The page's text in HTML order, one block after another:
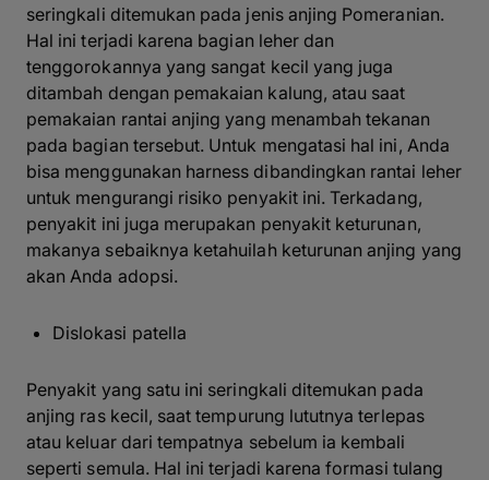
seringkali ditemukan pada jenis anjing Pomeranian.
Hal ini terjadi karena bagian leher dan
tenggorokannya yang sangat kecil yang juga
ditambah dengan pemakaian kalung, atau saat
pemakaian rantai anjing yang menambah tekanan
pada bagian tersebut. Untuk mengatasi hal ini, Anda
bisa menggunakan harness dibandingkan rantai leher
untuk mengurangi risiko penyakit ini. Terkadang,
penyakit ini juga merupakan penyakit keturunan,
makanya sebaiknya ketahuilah keturunan anjing yang
akan Anda adopsi.
Dislokasi patella
Penyakit yang satu ini seringkali ditemukan pada
anjing ras kecil, saat tempurung lututnya terlepas
atau keluar dari tempatnya sebelum ia kembali
seperti semula. Hal ini terjadi karena formasi tulang